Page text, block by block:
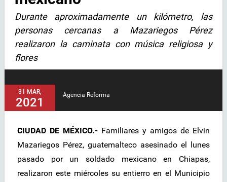
Durante aproximadamente un kilómetro, las
personas cercanas a Mazariegos Pérez
realizaron la caminata con música religiosa y
flores
31 MAR,
2021
Agencia Reforma
CIUDAD DE MÉXICO.- Familiares y amigos de Elvin
Mazariegos Pérez, guatemalteco asesinado el lunes
pasado por un soldado mexicano en Chiapas,
realizaron este miércoles su entierro en el Municipio